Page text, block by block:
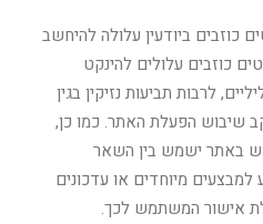
כוזבים ביודעין עלולה להיחשב
כוזבים עלולים להינקט
לרבות תביעות נזיקין בגין
שיבוש הפעלת האתר. כמו כן,
באתר ישמש בין השאר
מיוחדים או עדכונים
אישור המשתמש לכך.